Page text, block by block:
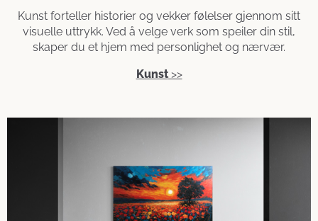
Kunst forteller historier og vekker følelser gjennom sitt
visuelle uttrykk. Ved å velge verk som speiler din stil,
skaper du et hjem med personlighet og nærvær.
Kunst>>